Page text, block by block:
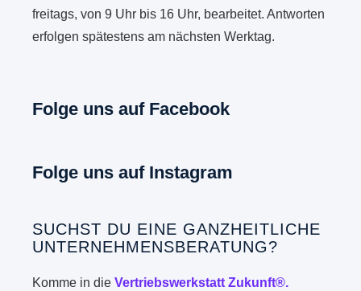
freitags, von 9 Uhr bis 16 Uhr, bearbeitet. Antworten
erfolgen spätestens am nächsten Werktag.
Folge uns auf Facebook
Folge uns auf Instagram
SUCHST DU EINE GANZHEITLICHE
UNTERNEHMENSBERATUNG?
Komme in dieVertriebswerkstatt Zukunft®.